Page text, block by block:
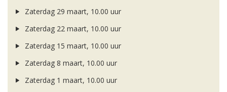
Zaterdag 29 maart, 10.00 uur
Zaterdag 22 maart, 10.00 uur
Zaterdag 15 maart, 10.00 uur
Zaterdag 8 maart, 10.00 uur
Zaterdag 1 maart, 10.00 uur